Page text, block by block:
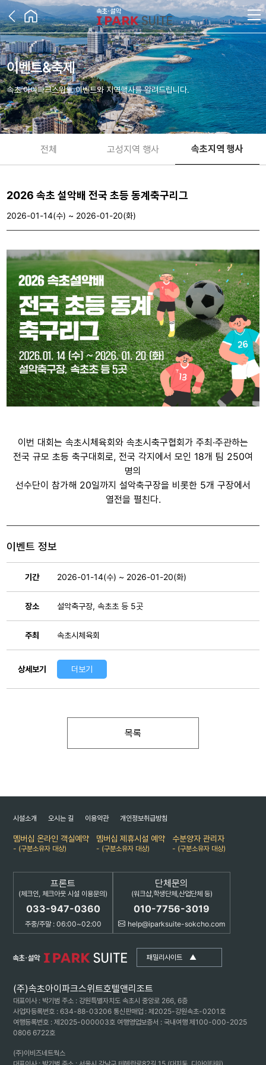
이벤트&축제
속초 아이파크스위트 이벤트와 지역행사를 알려드립니다.
전체 고성지역 행사 속초지역 행사
2026 속초 설악배 전국 초등 동계축구리그
2026-01-14(수) ~ 2026-01-20(화)
이번 대회는 속초시체육회와 속초시축구협회가 주최·주관하는
전국 규모 초등 축구대회로, 전국 각지에서 모인 18개 팀 250여
명의
선수단이 참가해 20일까지 설악축구장을 비롯한 5개 구장에서
열전을 펼친다.
이벤트 정보
기간 2026-01-14(수) ~ 2026-01-20(화)
장소 설악축구장, 속초초 등 5곳
주최 속초시체육회
상세보기 더보기
목록
패밀리사이트 ▲
(주)속초아이파크스위트호텔앤리조트
대표이사 : 박기범 주소 : 강원특별자치도 속초시 중앙로 266, 6층
사업자등록번호 : 634-88-03206 통신판매업 : 제2025-강원속초-0201호
여행등록번호 : 제2025-000003호 여행영업보증서 : 국내여행 제100-000-2025
0806 6722호
(주)이비즈네트웍스
시설소개 오시는 길 이용약관 개인정보취급방침
멤버십 온라인 객실예약
- (구분소유자 대상)
멤버십 제휴시설 예약
- (구분소유자 대상)
수분양자 관리자
- (구분소유자 대상)
프론트
(체크인, 체크아웃 시설 이용문의)
033-947-0360
주중/주말 : 06:00~02:00
단체문의
(워크샵,학생단체,산업단체 등)
010-7756-3019
help@iparksuite-sokcho.com